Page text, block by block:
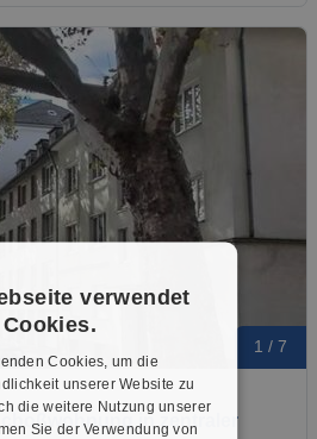
1 / 7
in zentraler
verwendet
Cookies.
Cookies, um die
unserer Website zu
die weitere Nutzung unserer
Sie der Verwendung von